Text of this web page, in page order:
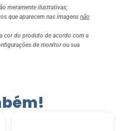
meramente ilustrativas;
que aparecem nas imagens não
cor do produto de acordo com a
de monitor ou sua